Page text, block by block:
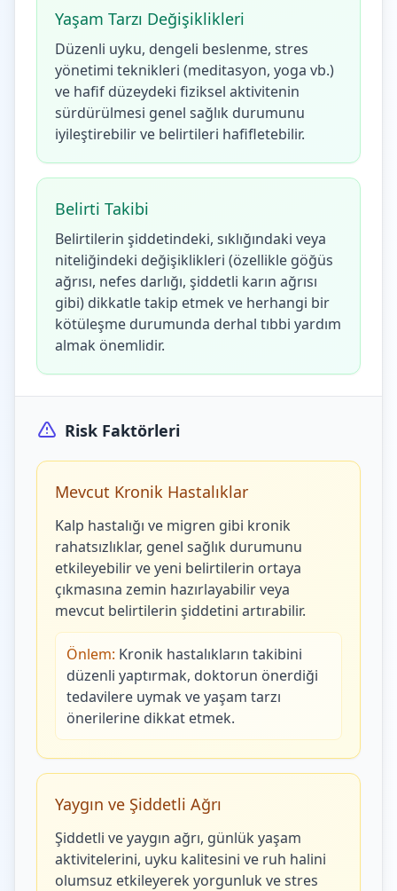
Yaşam Tarzı Değişiklikleri
Düzenli uyku, dengeli beslenme, stres
yönetimi teknikleri (meditasyon, yoga vb.)
ve hafif düzeydeki fiziksel aktivitenin
sürdürülmesi genel sağlık durumunu
iyileştirebilir ve belirtileri hafifletebilir.
Belirti Takibi
Belirtilerin şiddetindeki, sıklığındaki veya
niteliğindeki değişiklikleri (özellikle göğüs
ağrısı, nefes darlığı, şiddetli karın ağrısı
gibi) dikkatle takip etmek ve herhangi bir
kötüleşme durumunda derhal tıbbi yardım
almak önemlidir.
Risk Faktörleri
Mevcut Kronik Hastalıklar
Kalp hastalığı ve migren gibi kronik
rahatsızlıklar, genel sağlık durumunu
etkileyebilir ve yeni belirtilerin ortaya
çıkmasına zemin hazırlayabilir veya
mevcut belirtilerin şiddetini artırabilir.
Önlem: Kronik hastalıkların takibini
düzenli yaptırmak, doktorun önerdiği
tedavilere uymak ve yaşam tarzı
önerilerine dikkat etmek.
Yaygın ve Şiddetli Ağrı
Şiddetli ve yaygın ağrı, günlük yaşam
aktivitelerini, uyku kalitesini ve ruh halini
olumsuz etkileyerek yorgunluk ve stres